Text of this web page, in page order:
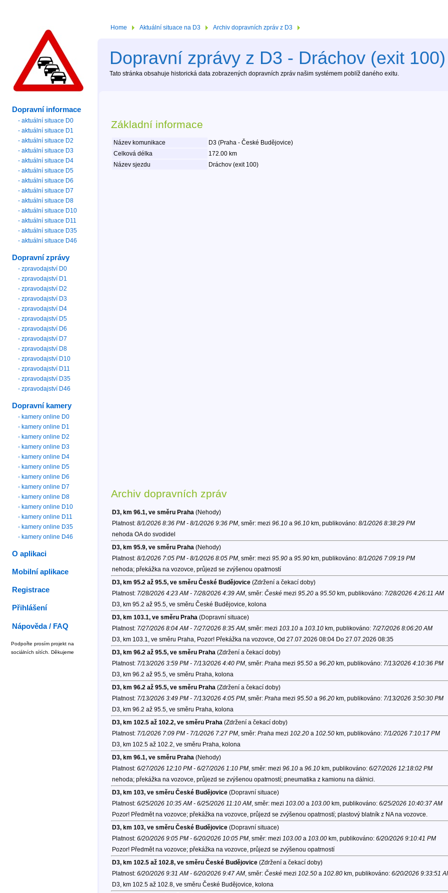
Home Aktuální situace na D3 Archiv dopravních zpráv z D3
Dopravní zprávy z D3 - Dráchov (exit 100)
Tato stránka obsahuje historická data zobrazených dopravních zpráv našim systémem poblíž daného exitu.
Základní informace
Název komunikace
D3 (Praha - České Budějovice)
Celková délka
172.00 km
Název sjezdu
Dráchov (exit 100)
Archiv dopravních zpráv
D3, km 96.1, ve směru Praha (Nehody)
Platnost: 8/1/2026 8:36 PM - 8/1/2026 9:36 PM, směr: mezi 96.10a 96.10km, publikováno: 8/1/2026 8:38:29 PM
nehoda OA do svodidel
D3, km 95.9, ve směru Praha (Nehody)
Platnost: 8/1/2026 7:05 PM - 8/1/2026 8:05 PM, směr: mezi 95.90a 95.90km, publikováno: 8/1/2026 7:09:19 PM
nehoda; překážka na vozovce, průjezd se zvýšenou opatrností
D3, km 95.2 až 95.5, ve směru České Budějovice(Zdržení a čekací doby)
Platnost: 7/28/2026 4:23 AM - 7/28/2026 4:39 AM, směr: Českémezi 95.20a 95.50km, publikováno: 7/28/2026 4:26:11 AM
D3, km 95.2 až 95.5, ve směru České Budějovice, kolona
D3, km 103.1, ve směru Praha (Dopravní situace)
Platnost: 7/27/2026 8:04 AM - 7/27/2026 8:35 AM, směr: mezi 103.10a 103.10km, publikováno: 7/27/2026 8:06:20 AM
D3, km 103.1, ve směru Praha, Pozor! Překážka na vozovce, Od 27.07.2026 08:04 Do 27.07.2026 08:35
D3, km 96.2 až 95.5, ve směru Praha (Zdržení a čekací doby)
Platnost: 7/13/2026 3:59 PM - 7/13/2026 4:40 PM, směr: Praha mezi 95.50a 96.20km, publikováno: 7/13/2026 4:10:36 PM
D3, km 96.2 až 95.5, ve směru Praha, kolona
D3, km 96.2 až 95.5, ve směru Praha (Zdržení a čekací doby)
Platnost: 7/13/2026 3:49 PM - 7/13/2026 4:05 PM, směr: Praha mezi 95.50a 96.20km, publikováno: 7/13/2026 3:50:30 PM
D3, km 96.2 až 95.5, ve směru Praha, kolona
D3, km 102.5 až 102.2, ve směru Praha (Zdržení a čekací doby)
Platnost: 7/1/2026 7:09 PM - 7/1/2026 7:27 PM, směr: Praha mezi 102.20a 102.50km, publikováno: 7/1/2026 7:10:17 PM
D3, km 102.5 až 102.2, ve směru Praha, kolona
D3, km 96.1, ve směru Praha (Nehody)
Platnost: 6/27/2026 12:10 PM - 6/27/2026 1:10 PM, směr: mezi 96.10a 96.10km, publikováno: 6/27/2026 12:18:02 PM
nehoda; překážka na vozovce, průjezd se zvýšenou opatrností; pneumatika z kamionu na dálnici.
D3, km 103, ve směru České Budějovice(Dopravní situace)
Platnost: 6/25/2026 10:35 AM - 6/25/2026 11:10 AM, směr: mezi 103.00a 103.00km, publikováno: 6/25/2026 10:40:37 AM
Pozor! Předmět na vozovce; překážka na vozovce, průjezd se zvýšenou opatrností; plastový blatník z NA na vozovce.
D3, km 103, ve směru České Budějovice(Dopravní situace)
Platnost: 6/20/2026 9:05 PM - 6/20/2026 10:05 PM, směr: mezi 103.00a 103.00km, publikováno: 6/20/2026 9:10:41 PM
Pozor! Předmět na vozovce; překážka na vozovce, průjezd se zvýšenou opatrností
D3, km 102.5 až 102.8, ve směru České Budějovice(Zdržení a čekací doby)
Platnost: 6/20/2026 9:31 AM - 6/20/2026 9:47 AM, směr: Českémezi 102.50a 102.80km, publikováno: 6/20/2026 9:33:51
D3, km 102.5 až 102.8, ve směru České Budějovice, kolona
Dopravní informace
- aktuální situace D0
- aktuální situace D1
- aktuální situace D2
- aktuální situace D3
- aktuální situace D4
- aktuální situace D5
- aktuální situace D6
- aktuální situace D7
- aktuální situace D8
- aktuální situace D10
- aktuální situace D11
- aktuální situace D35
- aktuální situace D46
Dopravní zprávy
- zpravodajství D0
- zpravodajství D1
- zpravodajství D2
- zpravodajství D3
- zpravodajství D4
- zpravodajství D5
- zpravodajství D6
- zpravodajství D7
- zpravodajství D8
- zpravodajství D10
- zpravodajství D11
- zpravodajství D35
- zpravodajství D46
Dopravní kamery
- kamery online D0
- kamery online D1
- kamery online D2
- kamery online D3
- kamery online D4
- kamery online D5
- kamery online D6
- kamery online D7
- kamery online D8
- kamery online D10
- kamery online D11
- kamery online D35
- kamery online D46
O aplikaci
Mobilní aplikace
Registrace
Přihlášení
Nápověda / FAQ
Podpořte prosím projekt na
sociálních sítích. Děkujeme